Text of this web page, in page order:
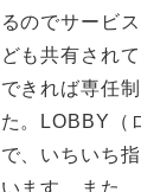
るのでサービ
ども共有され
できれば専任
た。LOBBY（
で、いちいち
います。また